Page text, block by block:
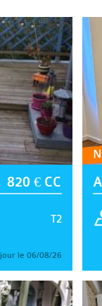
820 € CC
T2
le 06/08/26